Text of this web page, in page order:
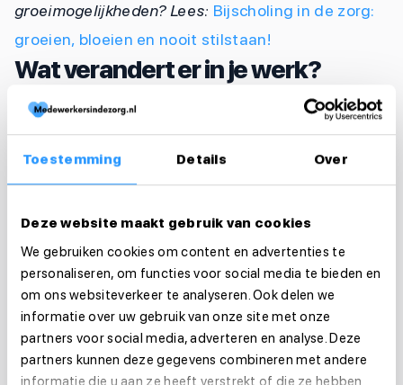
Toestemming Details Over
Deze website maakt gebruik van cookies
We gebruiken cookies om content en advertenties te
personaliseren, om functies voor social media te bieden en
om ons websiteverkeer te analyseren. Ook delen we
informatie over uw gebruik van onze site met onze
partners voor social media, adverteren en analyse. Deze
partners kunnen deze gegevens combineren met andere
informatie die u aan ze heeft verstrekt of die ze hebben
groeimogelijkheden? Lees: Bijscholing in de zorg:
groeien, bloeien en nooit stilstaan!
Wat verandert er in je werk?
Als wijkverpleegkundige werk je anders dan als
verzorgende IG. Een paar dingen die veranderen:
Je maakt zelf de indicatie: jij bepaalt welke
zorg een cliënt nodig heeft
Je voert verpleegkundige handelingen uit,
zoals wondverzorging en injecties
Je werkt zelfstandiger — je hebt minder
directe sturing van een leidinggevende
Je werkt meer samen met huisartsen,